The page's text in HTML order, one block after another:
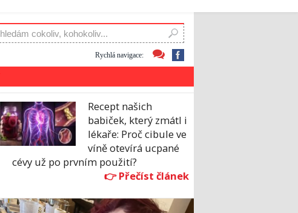
Rychlá navigace:
Recept našich
babiček, který zmátl i
lékaře: Proč cibule ve
víně otevírá ucpané
cévy už po prvním použití?